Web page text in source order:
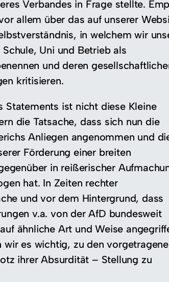
Verbandes in Frage stellte.
allem über das auf unserer
in welchem wir
Schule, Uni und Betrieb als
und deren
kritisieren.
Statements ist nicht diese Kleine
die Tatsache, dass sich nun die
Anliegen angenommen und
Förderung einer breiten
in reißerischer
hat. In Zeiten rechter
und vor dem Hintergrund, dass
v.a. von der AfD bundesweit
ähnliche Art und Weise
wir es wichtig, zu den
ihrer Absurdität – Stellung zu